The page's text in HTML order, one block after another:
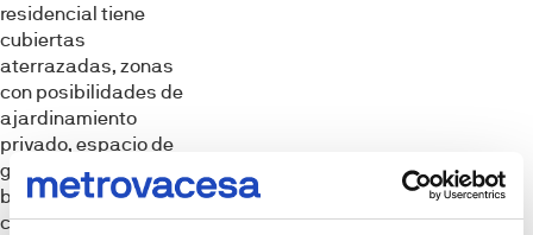
residencial tiene
cubiertas
aterrazadas, zonas
con posibilidades de
ajardinamiento
privado, espacio de
garaje en la planta
baja, piscina
comunitaria y área de